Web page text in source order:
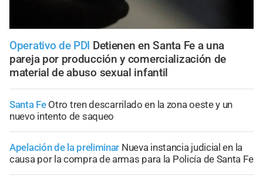
Operativo de PDI Detienen en Santa Fe a una
pareja por producción y comercialización de
material de abuso sexual infantil
Santa Fe Otro tren descarrilado en la zona oeste y un
nuevo intento de saqueo
Apelación de la preliminar Nueva instancia judicial en la
causa por la compra de armas para la Policía de Santa Fe